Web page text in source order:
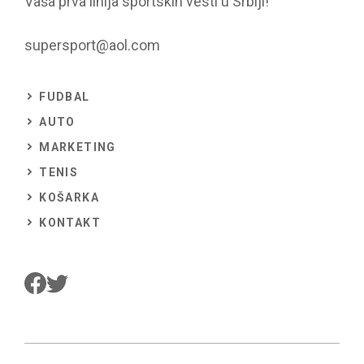
supersport@aol.com
FUDBAL
AUTO
MARKETING
TENIS
KOŠARKA
KONTAKT